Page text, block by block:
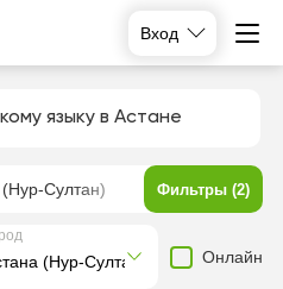
Вход
языку в Астане
(Нур-Султан) Фильтры (2)
Онлайн